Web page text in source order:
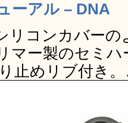
ーアル – DNA
リコンカバー
マー製のセミ
止めリブ付き